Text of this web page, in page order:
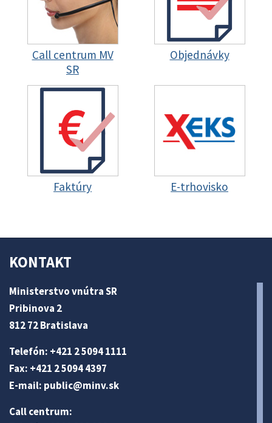
Call centrum MV
SR
Objednávky
Faktúry E-trhovisko
KONTAKT
Ministerstvo vnútra SR
Pribinova 2
812 72 Bratislava
Telefón: +421 2 5094 1111
Fax: +421 2 5094 4397
E-mail: public@minv.sk
Call centrum: